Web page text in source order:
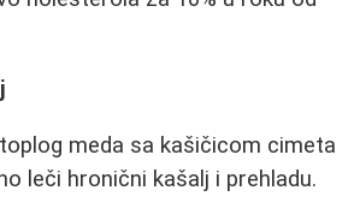
meda sa kašičicom cimeta
leči hronični kašalj i prehladu.